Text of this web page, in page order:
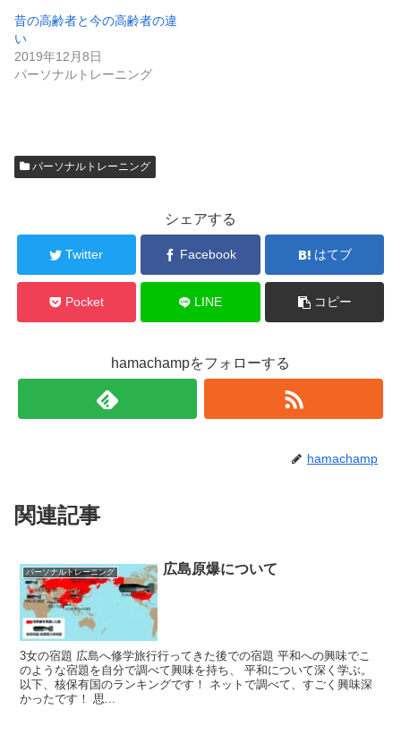
昔の高齢者と今の高齢者の違
い
2019年12月8日
パーソナルトレーニング
パーソナルトレーニング
シェアする
Twitter Facebook はてブ
Pocket LINE コピー
hamachampをフォローする
hamachamp
関連記事
パーソナルトレーニング 広島原爆について
3女の宿題 広島へ修学旅行行ってきた後での宿題 平和への興味でこ
のような宿題を自分で調べて興味を持ち、 平和について深く学ぶ。
以下、核保有国のランキングです！ ネットで調べて、すごく興味深
かったです！ 思...